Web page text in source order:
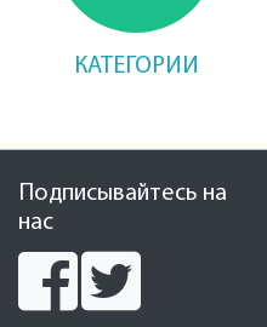
КАТЕГОРИИ
Подписывайтесь на
нас